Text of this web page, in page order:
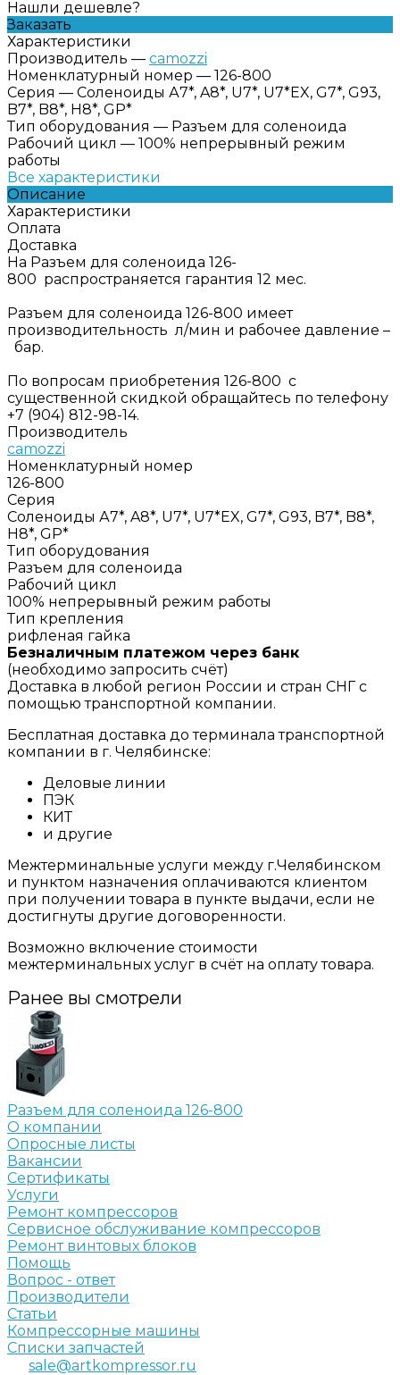
Нашли дешевле?
Заказать
Характеристики
Производитель — camozzi
Номенклатурный номер — 126-800
Серия — Соленоиды А7*, A8*, U7*, U7*EX, G7*, G93,
B7*, B8*, H8*, GP*
Тип оборудования — Разъем для соленоида
Рабочий цикл — 100% непрерывный режим
работы
Все характеристики
Описание
Характеристики
Оплата
Доставка
На Разъем для соленоида 126-
800 распространяется гарантия 12 мес.
Разъем для соленоида 126-800 имеет
производительность л/мин и рабочее давление –
бар.
По вопросам приобретения 126-800 с
существенной скидкой обращайтесь по телефону
+7 (904) 812-98-14.
Производитель
camozzi
Номенклатурный номер
126-800
Серия
Соленоиды А7*, A8*, U7*, U7*EX, G7*, G93, B7*, B8*,
H8*, GP*
Тип оборудования
Разъем для соленоида
Рабочий цикл
100% непрерывный режим работы
Тип крепления
рифленая гайка
Безналичным платежом через банк
(необходимо запросить счёт)
Доставка в любой регион России и стран СНГ с
помощью транспортной компании.
Бесплатная доставка до терминала транспортной
компании в г. Челябинске:
Деловые линии
ПЭК
КИТ
и другие
Межтерминальные услуги между г.Челябинском
и пунктом назначения оплачиваются клиентом
при получении товара в пункте выдачи, если не
достигнуты другие договоренности.
Возможно включение стоимости
межтерминальных услуг в счёт на оплату товара.
Ранее вы смотрели
Разъем для соленоида 126-800
О компании
Опросные листы
Вакансии
Сертификаты
Услуги
Ремонт компрессоров
Сервисное обслуживание компрессоров
Ремонт винтовых блоков
Помощь
Вопрос - ответ
Производители
Статьи
Компрессорные машины
Списки запчастей
sale@artkompressor.ru